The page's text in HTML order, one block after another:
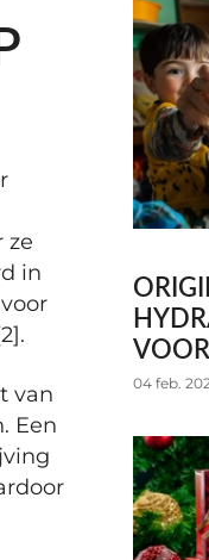
ze
in
van
Een
04 feb.